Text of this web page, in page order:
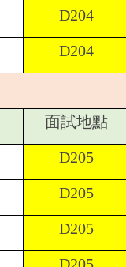
D204
D204
面試地點
D205
D205
D205